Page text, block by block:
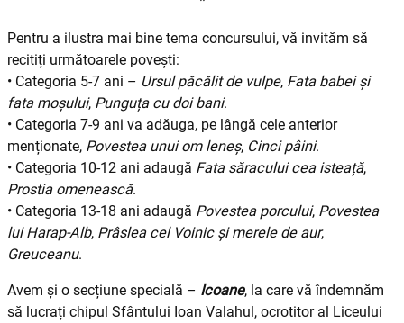
Pentru a ilustra mai bine tema concursului, vă invităm să
recitiți următoarele povești:
• Categoria 5-7 ani – Ursul păcălit de vulpe, Fata babei și
fata moșului, Punguța cu doi bani.
• Categoria 7-9 ani va adăuga, pe lângă cele anterior
menționate, Povestea unui om leneș, Cinci pâini.
• Categoria 10-12 ani adaugă Fata săracului cea isteață,
Prostia omenească.
• Categoria 13-18 ani adaugă Povestea porcului, Povestea
lui Harap-Alb, Prâslea cel Voinic și merele de aur,
Greuceanu.
Avem și o secțiune specială – Icoane, la care vă îndemnăm
să lucrați chipul Sfântului Ioan Valahul, ocrotitor al Liceului